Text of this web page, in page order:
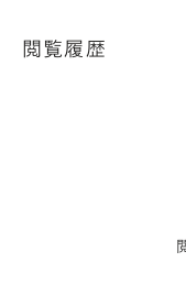
閲覧履歴